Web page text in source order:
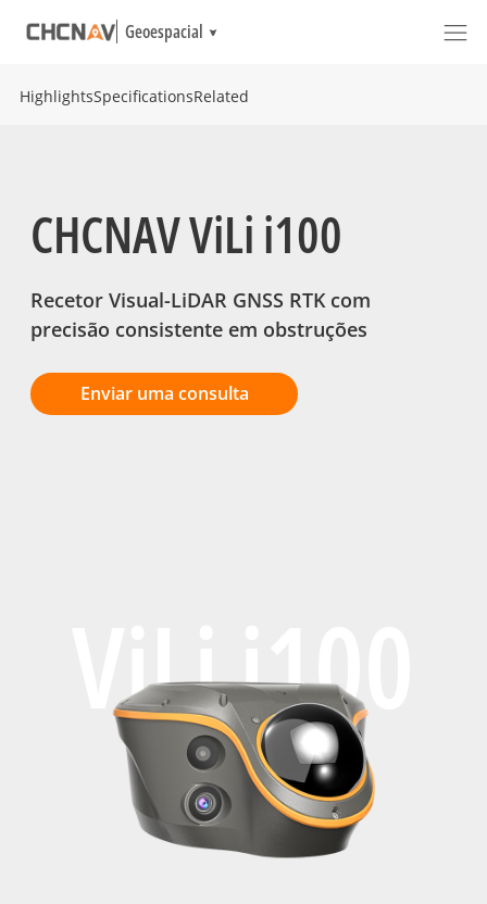
Geoespacial
HighlightsSpecificationsRelated
CHCNAV ViLi i100
Recetor Visual-LiDAR GNSS RTK com
precisão consistente em obstruções
Enviar uma consulta
ViLi i100